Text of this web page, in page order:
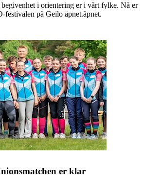
begivenhet i orientering er i vårt fylke. Nå er
på Geilo åpnet.åpnet.
er klar